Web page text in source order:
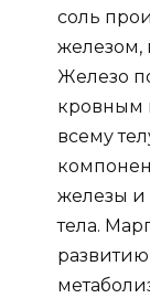
соль
железом,
Железо
кровным
всему
железы и
тела.